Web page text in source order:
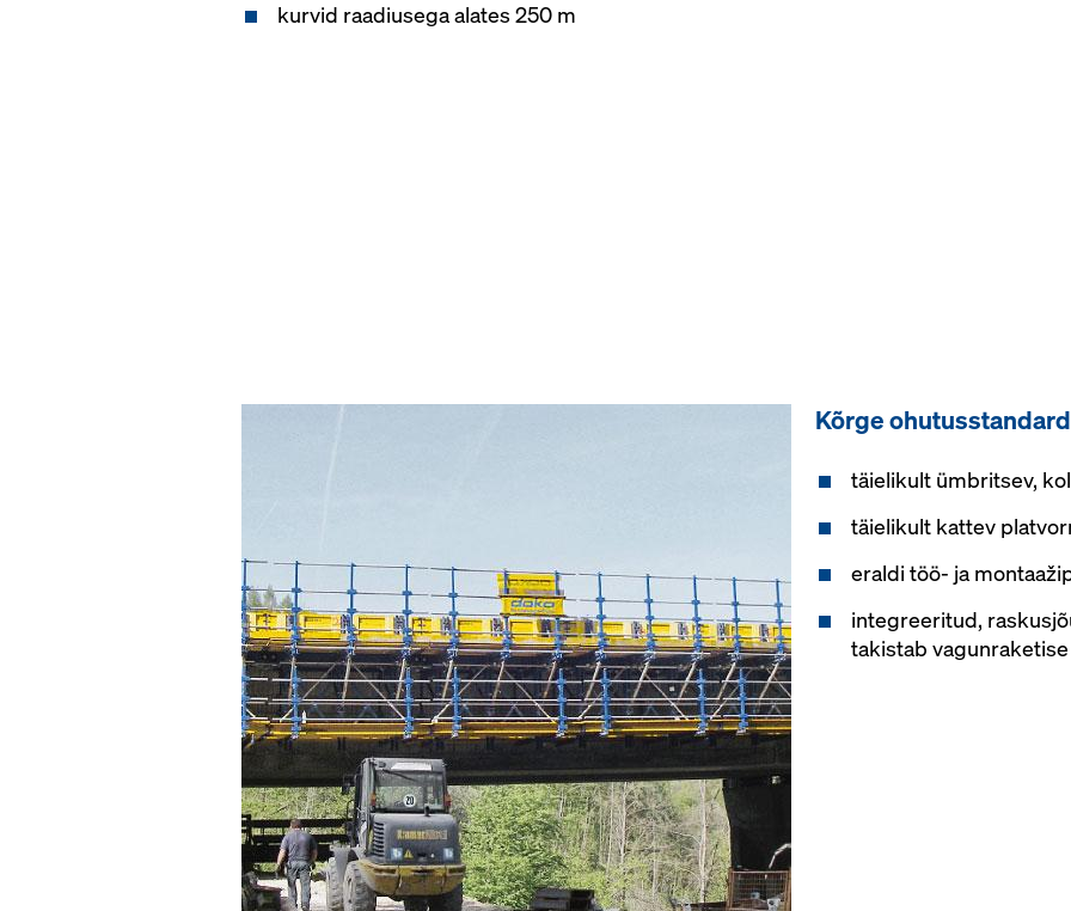
kurvid raadiusega alates 250 m
Kõrge ohutusstandard
täielikult ümbritsev,
täielikult kattev
eraldi töö- ja
integreeritud,
takistab